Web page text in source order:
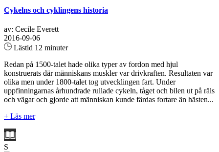
Cykelns och cyklingens historia
av: Cecile Everett
2016-09-06
Lästid 12 minuter
Redan på 1500-talet hade olika typer av fordon med hjul
konstruerats där människans muskler var drivkraften. Resultaten var
olika men under 1800-talet tog utvecklingen fart. Under
uppfinningarnas århundrade rullade cykeln, tåget och bilen ut på räls
och vägar och gjorde att människan kunde färdas fortare än hästen...
+ Läs mer
S